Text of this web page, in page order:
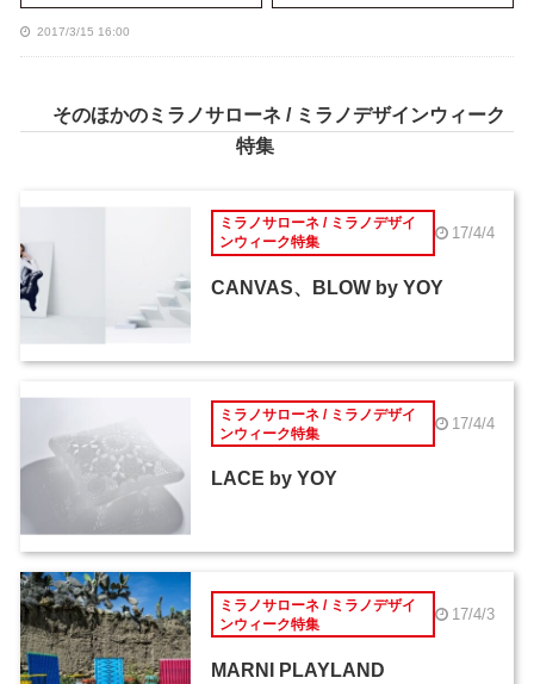
2017/3/15 16:00
そのほかのミラノサローネ / ミラノデザインウィーク
特集
ミラノサローネ / ミラノデザイ
ンウィーク特集
17/4/4
CANVAS、BLOW by YOY
ミラノサローネ / ミラノデザイ
ンウィーク特集
17/4/4
LACE by YOY
ミラノサローネ / ミラノデザイ
ンウィーク特集
17/4/3
MARNI PLAYLAND